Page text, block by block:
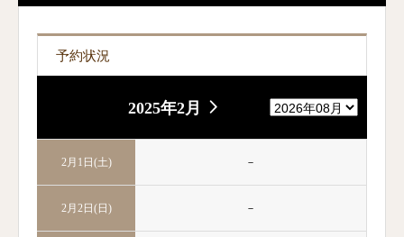
予約状況
2025年2月
2月1日(土) －
2月2日(日) －